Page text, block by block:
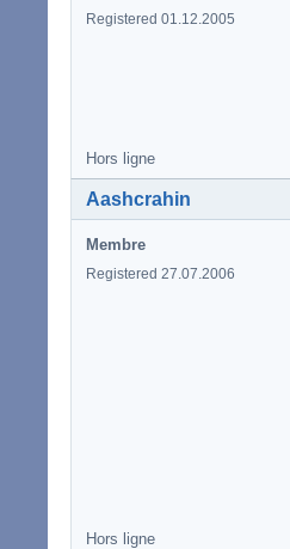
Registered 01.12.2005
Hors ligne
Aashcrahin
Membre
Registered 27.07.2006
Hors ligne